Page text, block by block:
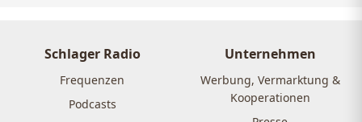
Schlager Radio
Frequenzen
Podcasts
Unternehmen
Werbung, Vermarktung &
Kooperationen